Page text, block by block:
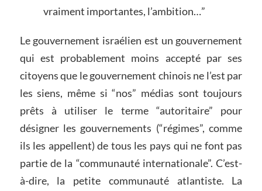
vraiment importantes, l’ambition…”
Le gouvernement israélien est un gouvernement
qui est probablement moins accepté par ses
citoyens que le gouvernement chinois ne l’est par
les siens, même si “nos” médias sont toujours
prêts à utiliser le terme “autoritaire” pour
désigner les gouvernements (“régimes”, comme
ils les appellent) de tous les pays qui ne font pas
partie de la “communauté internationale”. C’est-
à-dire, la petite communauté atlantiste. La